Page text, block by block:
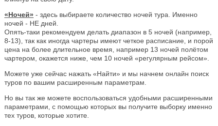
«Ночей» - здесь выбираете количество ночей тура. Именно
ночей - НЕ дней.
Опять-таки рекомендуем делать диапазон в 5 ночей (например,
8-13), так как иногда чартеры имеют четкое расписание, и порой
цена на более длительное время, например 13 ночей полётом
чартером, окажется ниже, чем 10 ночей «регулярным рейсом».
Можете уже сейчас нажать «Найти» и мы начнем онлайн поиск
туров по вашим расширенным параметрам.
Но вы так же можете воспользоваться удобными расширенными
параметрами, с помощью которых вы получите выборку именно
тех туров, которые хотите.